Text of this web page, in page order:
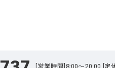
[営業時間]8:00～20:00 [定